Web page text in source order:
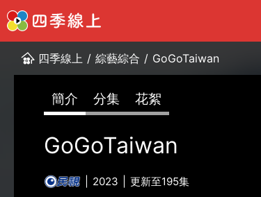
四季線上 / 綜藝綜合 / GoGoTaiwan
簡介 分集 花絮
GoGoTaiwan
2023 更新至195集